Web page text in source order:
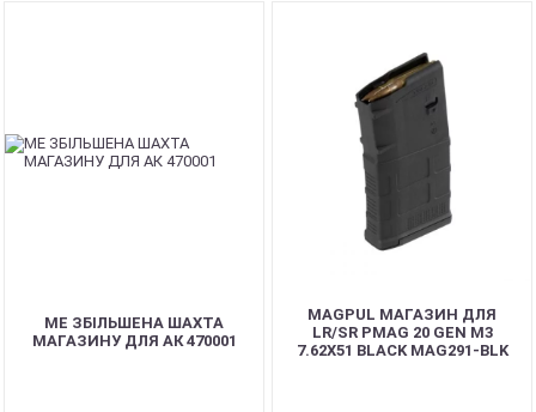
ME ЗБІЛЬШЕНА ШАХТА
МАГАЗИНУ ДЛЯ АК 470001
MAGPUL МАГАЗИН ДЛЯ
LR/SR PMAG 20 GEN M3
7.62X51 BLACK MAG291-BLK